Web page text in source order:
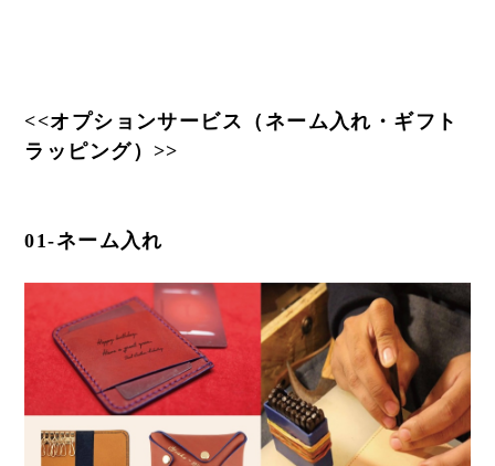
<<オプションサービス（ネーム入れ・ギフト
ラッピング）>>
01-ネーム入れ